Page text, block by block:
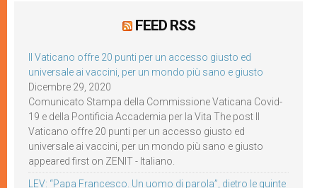
FEED RSS
Il Vaticano offre 20 punti per un accesso giusto ed
universale ai vaccini, per un mondo più sano e giusto
Dicembre 29, 2020
Comunicato Stampa della Commissione Vaticana Covid-
19 e della Pontificia Accademia per la Vita The post Il
Vaticano offre 20 punti per un accesso giusto ed
universale ai vaccini, per un mondo più sano e giusto
appeared first on ZENIT - Italiano.
LEV: “Papa Francesco. Un uomo di parola”, dietro le quinte